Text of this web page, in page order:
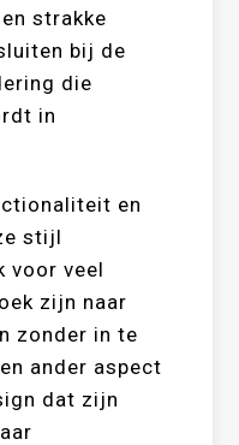
strakke
bij de
die
in
en
stijl
voor veel
zijn naar
zonder in te
ander aspect
dat zijn